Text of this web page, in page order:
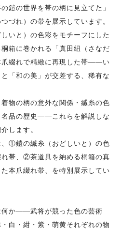
鎧の世界を帯の柄に見立てた」
づれ）の帯を展示しています。
いと）の色彩をモチーフにした
箱に巻かれる「真田紐（さなだ
爪綴れで精緻に再現した帯——い
「和の美」が交差する、稀有な
物の柄の意外な関係・縅糸の色
名品の歴史——これらを解説しな
します。
、①鎧の縅糸（おどしいと）の色
帯、②茶道具を納める桐箱の真
本爪綴れ帯、を特別展示してい
何か——武将が競った色の芸術
白・紺・紫・萌黄それぞれの物